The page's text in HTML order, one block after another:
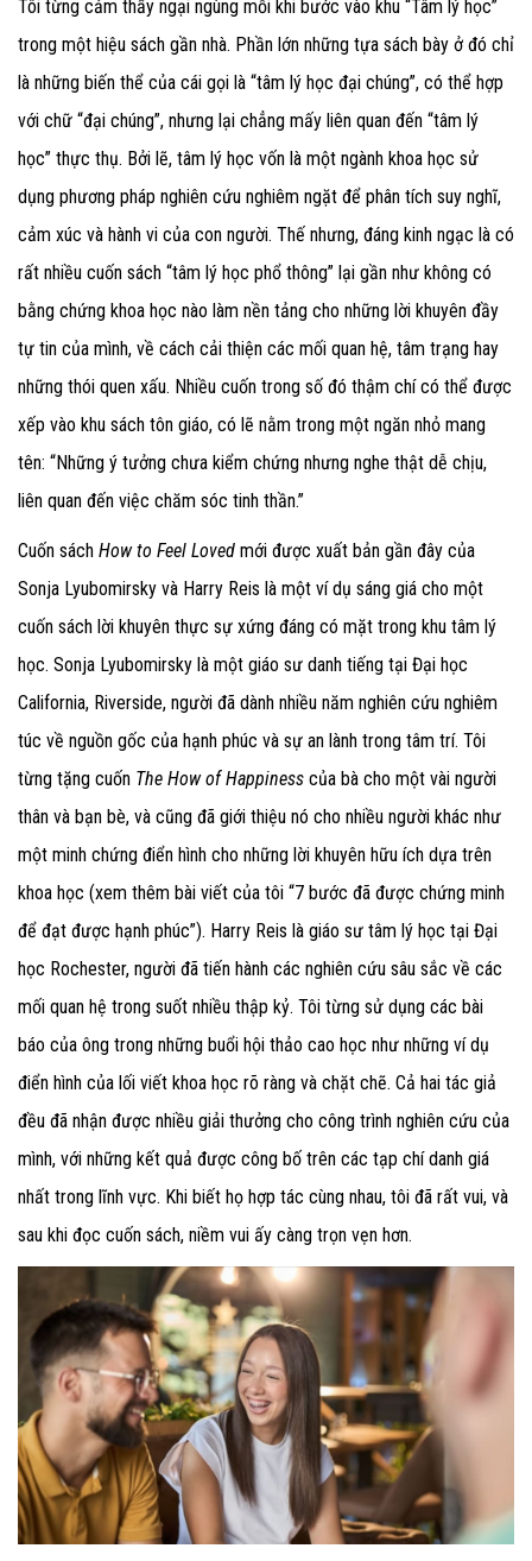
Tôi từng cảm thấy ngại ngùng mỗi khi bước vào khu “Tâm lý học”
trong một hiệu sách gần nhà. Phần lớn những tựa sách bày ở đó chỉ
là những biến thể của cái gọi là “tâm lý học đại chúng”, có thể hợp
với chữ “đại chúng”, nhưng lại chẳng mấy liên quan đến “tâm lý
học” thực thụ. Bởi lẽ, tâm lý học vốn là một ngành khoa học sử
dụng phương pháp nghiên cứu nghiêm ngặt để phân tích suy nghĩ,
cảm xúc và hành vi của con người. Thế nhưng, đáng kinh ngạc là có
rất nhiều cuốn sách “tâm lý học phổ thông” lại gần như không có
bằng chứng khoa học nào làm nền tảng cho những lời khuyên đầy
tự tin của mình, về cách cải thiện các mối quan hệ, tâm trạng hay
những thói quen xấu. Nhiều cuốn trong số đó thậm chí có thể được
xếp vào khu sách tôn giáo, có lẽ nằm trong một ngăn nhỏ mang
tên: “Những ý tưởng chưa kiểm chứng nhưng nghe thật dễ chịu,
liên quan đến việc chăm sóc tinh thần.”
Cuốn sách How to Feel Loved mới được xuất bản gần đây của
Sonja Lyubomirsky và Harry Reis là một ví dụ sáng giá cho một
cuốn sách lời khuyên thực sự xứng đáng có mặt trong khu tâm lý
học. Sonja Lyubomirsky là một giáo sư danh tiếng tại Đại học
California, Riverside, người đã dành nhiều năm nghiên cứu nghiêm
túc về nguồn gốc của hạnh phúc và sự an lành trong tâm trí. Tôi
từng tặng cuốn The How of Happiness của bà cho một vài người
thân và bạn bè, và cũng đã giới thiệu nó cho nhiều người khác như
một minh chứng điển hình cho những lời khuyên hữu ích dựa trên
khoa học (xem thêm bài viết của tôi “7 bước đã được chứng minh
để đạt được hạnh phúc”). Harry Reis là giáo sư tâm lý học tại Đại
học Rochester, người đã tiến hành các nghiên cứu sâu sắc về các
mối quan hệ trong suốt nhiều thập kỷ. Tôi từng sử dụng các bài
báo của ông trong những buổi hội thảo cao học như những ví dụ
điển hình của lối viết khoa học rõ ràng và chặt chẽ. Cả hai tác giả
đều đã nhận được nhiều giải thưởng cho công trình nghiên cứu của
mình, với những kết quả được công bố trên các tạp chí danh giá
nhất trong lĩnh vực. Khi biết họ hợp tác cùng nhau, tôi đã rất vui, và
sau khi đọc cuốn sách, niềm vui ấy càng trọn vẹn hơn.